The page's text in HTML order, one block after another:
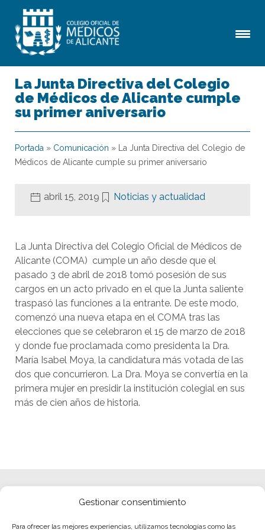
Gestionar consentimiento
Para ofrecer las mejores experiencias, utilizamos tecnologías como las
La Junta Directiva del Colegio
de Médicos de Alicante cumple
su primer aniversario
Portada » Comunicación »
La Junta Directiva del Colegio de
Médicos de Alicante cumple su primer aniversario
abril 15, 2019 Noticias y actualidad
La Junta Directiva del Colegio Oficial de Médicos de
Alicante (COMA) cumple un año desde que el
pasado 3 de abril de 2018 tomó posesión de sus
cargos en un acto privado en el que la Junta saliente
traspasó las funciones a la entrante. De este modo,
comenzó una nueva etapa en el COMA tras las
elecciones que se celebraron el 15 de marzo de 2018
y donde fue proclamada como presidenta la Dra.
María Isabel Moya, la candidatura más votada de las
dos que concurrieron. La Dra. Moya se convertía en la
primera mujer en presidir la institución colegial en sus
más de cien años de historia.